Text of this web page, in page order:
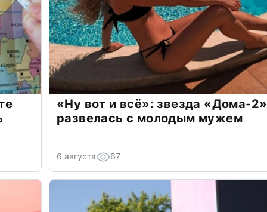
«Ну вот и всё»: звезда «Дома-2»
развелась с молодым мужем
6 августа 67